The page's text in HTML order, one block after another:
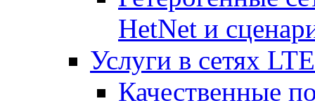
HetNet и
Услуги в сетях LTE
Качественные